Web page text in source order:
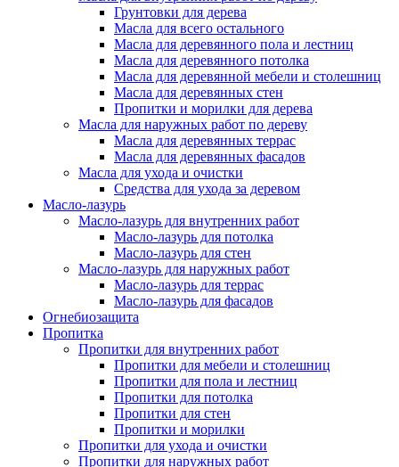
Грунтовки для дерева
Масла для всего остального
Масла для деревянного пола и лестниц
Масла для деревянного потолка
Масла для деревянной мебели и столешниц
Масла для деревянных стен
Пропитки и морилки для дерева
Масла для наружных работ по дереву
Масла для деревянных террас
Масла для деревянных фасадов
Масла для ухода и очистки
Средства для ухода за деревом
Масло-лазурь
Масло-лазурь для внутренних работ
Масло-лазурь для потолка
Масло-лазурь для стен
Масло-лазурь для наружных работ
Масло-лазурь для террас
Масло-лазурь для фасадов
Огнебиозащита
Пропитка
Пропитки для внутренних работ
Пропитки для мебели и столешниц
Пропитки для пола и лестниц
Пропитки для потолка
Пропитки для стен
Пропитки и морилки
Пропитки для ухода и очистки
Пропитки для наружных работ